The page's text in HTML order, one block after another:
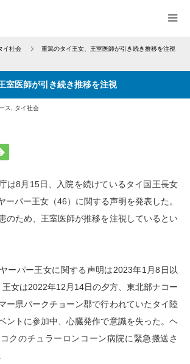
イ社会 重篤のタイ王女、王室医師が引き続き推移を注視
室医師が引き続き推移を注視
ス タイ社会
は8月15日、入院を続けているタイ国王長女
ーパー王女（46）に関する声明を発表した。
のため、王室医師が推移を注視しているとい
ーパー王女に関する声明は2023年1月8日以
女は2022年12月14日の夕方、東北部ナコー
ー県パークチョーン郡で行われていたタイ陸
ントに参加中、心臓発作で意識を失った。ヘ
クのチュラーロンコーン病院に緊急搬送さ